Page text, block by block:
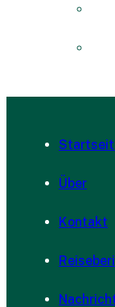
Über
Kontakt